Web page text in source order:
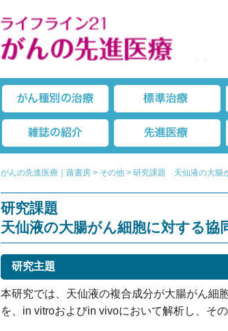
がん種別の治療
雑誌の紹介
がんの先進医療｜蕗書房 > その他 > 研究課題 天仙液の大腸
研究課題
天仙液の大腸がん細胞に対する
研究主題
本研究では、天仙液の複合成分が大腸がん細
を、in vitroおよびin vivoにおいて解析し、そ